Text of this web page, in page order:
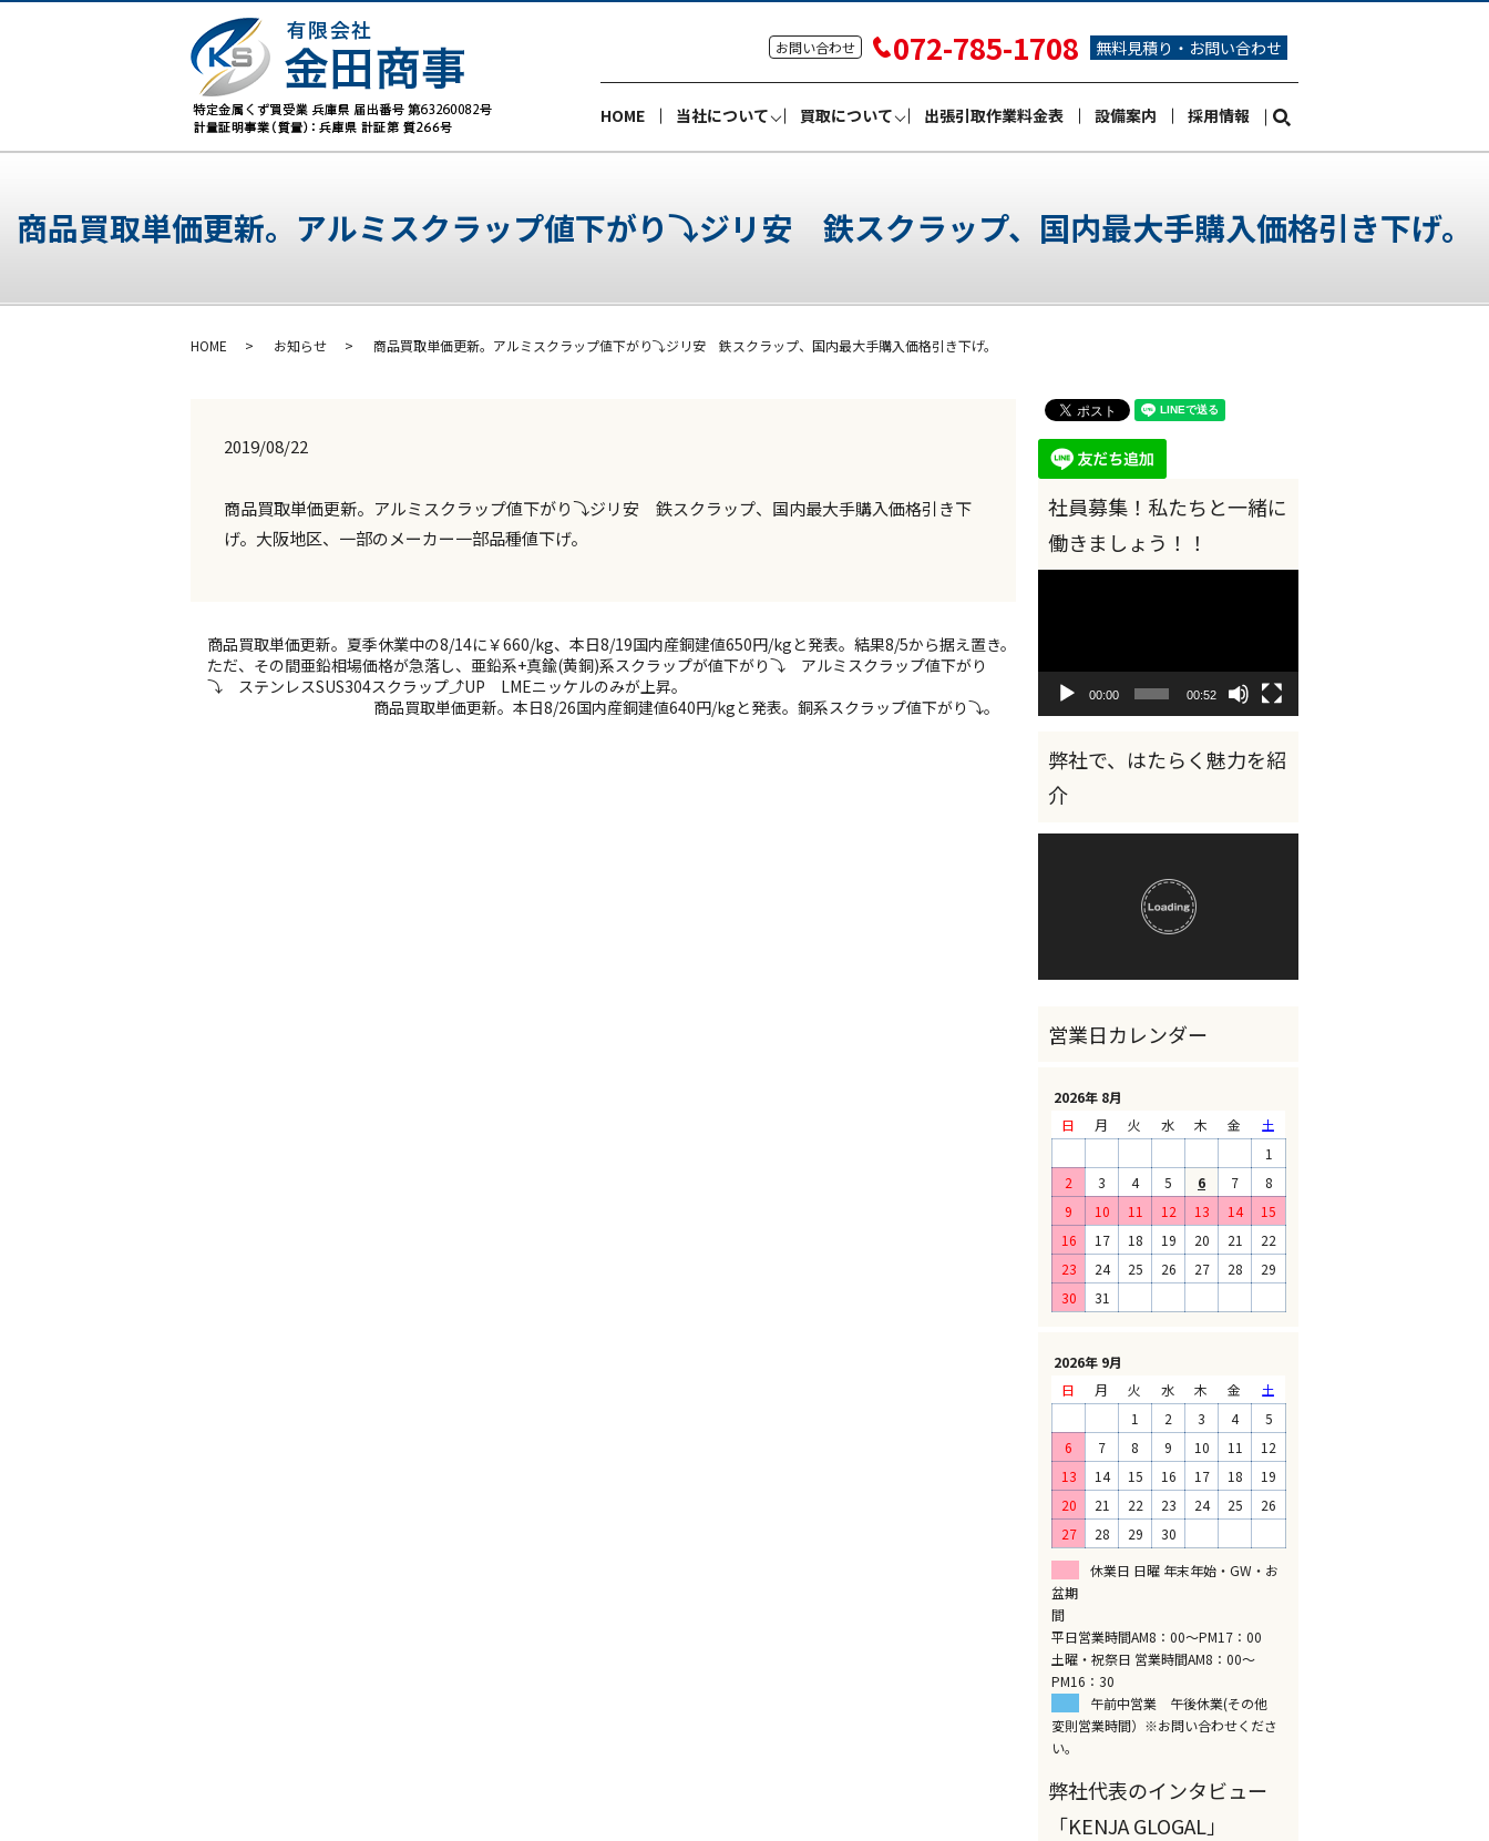
お問い合わせ 072-785-1708 無料見積り・お問い合わせ
HOME 当社について 買取について 出張引取作業料金表 設備案内 採用情報 search
商品買取単価更新。アルミスクラップ値下がり⤵ジリ安 鉄スクラップ、国内最大手購入価格引き下げ。
HOME お知らせ 商品買取単価更新。アルミスクラップ値下がり⤵ジリ安 鉄スクラップ、国内最大手購入価格引き下げ。
2019/08/22
商品買取単価更新。アルミスクラップ値下がり⤵ジリ安 鉄スクラップ、国内最大手購入価格引き下
げ。大阪地区、一部のメーカー一部品種値下げ。
商品買取単価更新。夏季休業中の8/14に￥660/kg、本日8/19国内産銅建値650円/kgと発表。結果8/5から据え置き。
ただ、その間亜鉛相場価格が急落し、亜鉛系+真鍮(黄銅)系スクラップが値下がり⤵ アルミスクラップ値下がり
⤵ ステンレスSUS304スクラップ⤴UP LMEニッケルのみが上昇。
商品買取単価更新。本日8/26国内産銅建値640円/kgと発表。銅系スクラップ値下がり⤵。
00:00 00:52
2026年 8月
日
月 火 水 木 金
土
1
2
3 4 5 6 7
8
9
10 11 12 13 14
15
16
17 18 19 20 21
22
23
24 25 26 27 28
29
30
31
2026年 9月
日
月 火 水 木 金
土
1
2 3 4
5
6
7 8 9 10 11
12
13
14 15 16 17 18
19
20
21 22 23 24 25
26
27
28 29
30
休業日 日曜 年末年始・GW・お
盆期
間
平日営業時間AM8：00～PM17：00
土曜・祝祭日 営業時間AM8：00～
PM16：30
午前中営業 午後休業(その他
変則営業時間）※お問い合わせくださ
い。